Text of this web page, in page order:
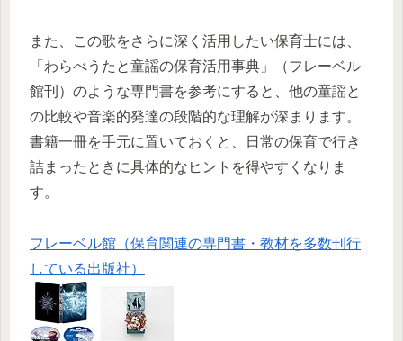
また、この歌をさらに深く活用したい保育士には、
「わらべうたと童謡の保育活用事典」（フレーベル
館刊）のような専門書を参考にすると、他の童謡と
の比較や音楽的発達の段階的な理解が深まります。
書籍一冊を手元に置いておくと、日常の保育で行き
詰まったときに具体的なヒントを得やすくなりま
す。
フレーベル館（保育関連の専門書・教材を多数刊行
している出版社）